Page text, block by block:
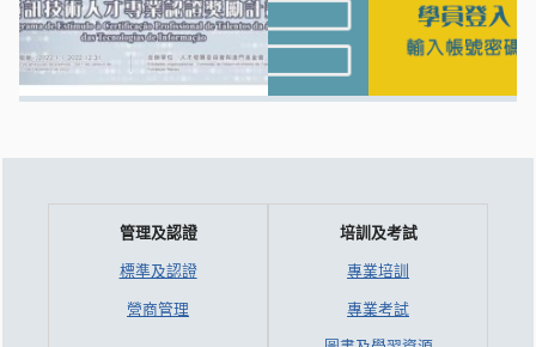
管理及認證
標準及認證
營商管理
培訓及考試
專業培訓
專業考試